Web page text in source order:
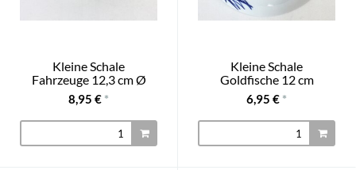
Kleine Schale
Fahrzeuge 12,3 cm Ø
8,95 € *
Kleine Schale
Goldfische 12 cm
6,95 € *